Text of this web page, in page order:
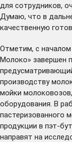
для сотрудников,
Думаю, что в
качественную
Отметим, с началом
Молоко» завершен
производству
мойки
оборудования. В
пастеризованного
продукции в пэт-
направят на